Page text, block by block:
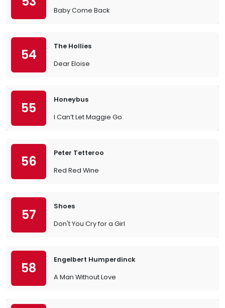
Baby Come Back
54
The Hollies
Dear Eloise
55
Honeybus
I Can’t Let Maggie Go
56
Peter Tetteroo
Red Red Wine
57
Shoes
Don't You Cry for a Girl
58
Engelbert Humperdinck
A Man Without Love